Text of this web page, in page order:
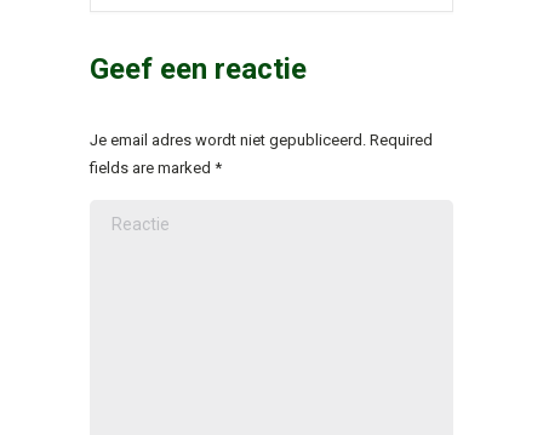
Geef een reactie
Je email adres wordt niet gepubliceerd. Required
fields are marked *
Reactie